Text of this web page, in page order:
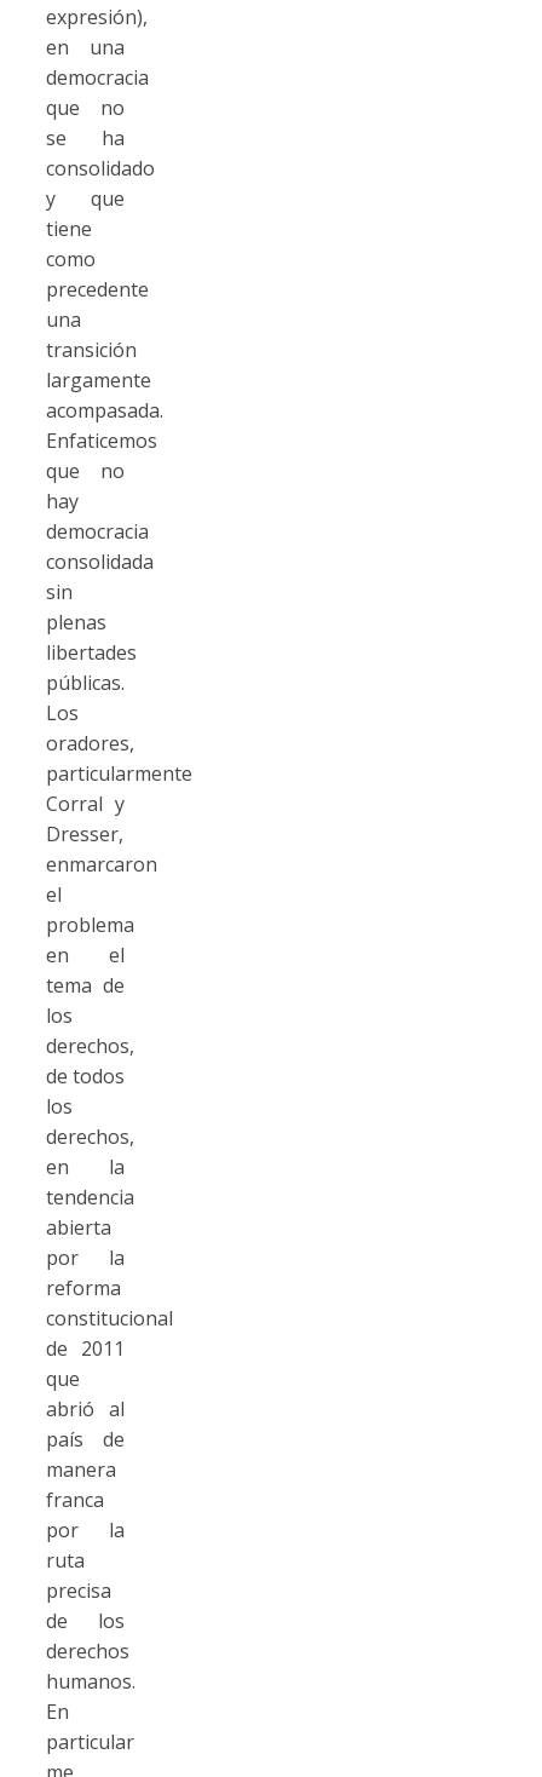
expresión),
en una
democracia
que no
se ha
consolidado
y que
tiene
como
precedente
una
transición
largamente
acompasada.
Enfaticemos
que no
hay
democracia
consolidada
sin
plenas
libertades
públicas.
Los
oradores,
particularmente
Corral y
Dresser,
enmarcaron
el
problema
en el
tema de
los
derechos,
de todos
los
derechos,
en la
tendencia
abierta
por la
reforma
constitucional
de 2011
que
abrió al
país de
manera
franca
por la
ruta
precisa
de los
derechos
humanos.
En
particular